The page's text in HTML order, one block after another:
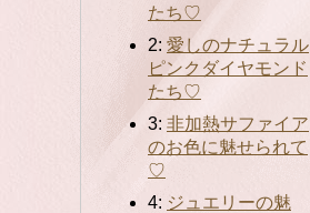
たち♡
2: 愛しのナチュラル
ピンクダイヤモンド
たち♡
3: 非加熱サファイア
のお色に魅せられて
♡
4: ジュエリーの魅